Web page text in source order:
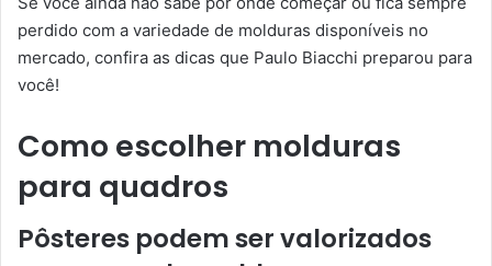
perdido com a variedade de molduras disponíveis no
mercado, confira as dicas que Paulo Biacchi preparou para
você!
Como escolher molduras
para quadros
Pôsteres podem ser valorizados